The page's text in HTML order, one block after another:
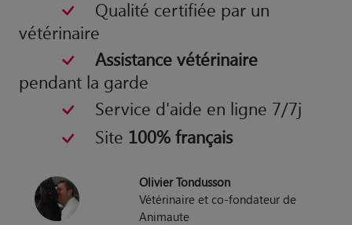
Qualité certifiée par un
vétérinaire
Assistance vétérinaire
pendant la garde
Service d'aide en ligne 7/7j
Site 100% français
Olivier Tondusson
Vétérinaire et co-fondateur de
Animaute